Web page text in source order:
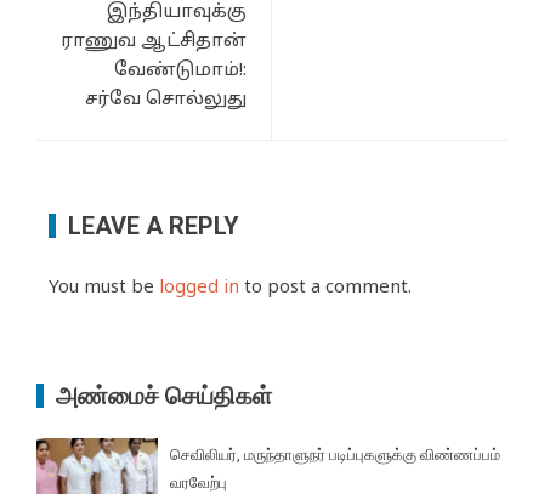
இந்தியாவுக்கு
ராணுவ ஆட்சிதான்
வேண்டுமாம்!:
சர்வே சொல்லுது
LEAVE A REPLY
You must be logged in to post a comment.
அண்மைச் செய்திகள்
செவிலியர், மருந்தாளுநர் படிப்புகளுக்கு விண்ணப்பம்
வரவேற்பு